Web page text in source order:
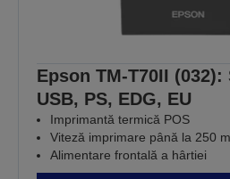
Epson TM-T70II
USB, PS, EDG, EU
Imprimantă termică POS
Viteză imprimare până la 250
Alimentare frontală a hârtiei